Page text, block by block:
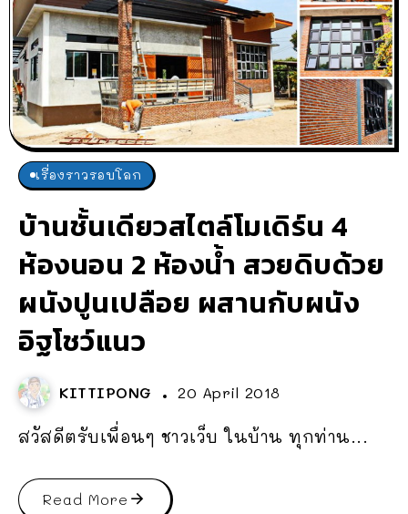
เรื่องราวรอบโลก
บ้านชั้นเดียวสไตล์โมเดิร์น 4
ห้องนอน 2 ห้องน้ำ สวยดิบด้วย
ผนังปูนเปลือย ผสานกับผนัง
อิฐโชว์แนว
KITTIPONG 20 April 2018
สวัสดีตรับเพื่อนๆ ชาวเว็บ ในบ้าน ทุกท่าน...
Read More